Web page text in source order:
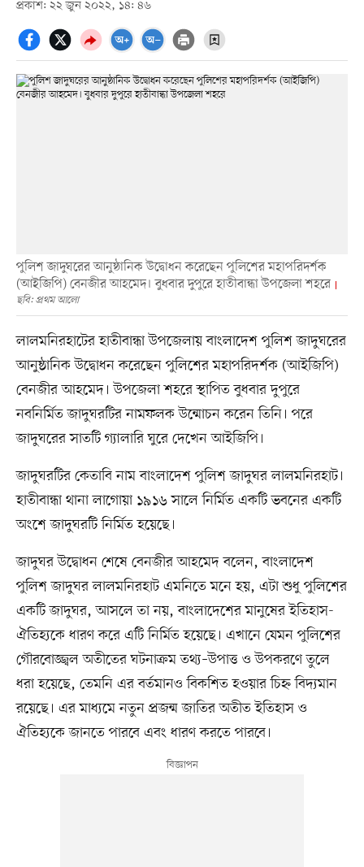
প্রকাশ: ২২ জুন ২০২২, ১৪: ৪৬
পুলিশ জাদুঘরের আনুষ্ঠানিক উদ্বোধন করেছেন পুলিশের মহাপরিদর্শক
(আইজিপি) বেনজীর আহমেদ। বুধবার দুপুরে হাতীবান্ধা উপজেলা শহরে
ছবি: প্রথম আলো
লালমনিরহাটের হাতীবান্ধা উপজেলায় বাংলাদেশ পুলিশ জাদুঘরের
আনুষ্ঠানিক উদ্বোধন করেছেন পুলিশের মহাপরিদর্শক (আইজিপি)
বেনজীর আহমেদ। উপজেলা শহরে স্থাপিত বুধবার দুপুরে
নবনির্মিত জাদুঘরটির নামফলক উন্মোচন করেন তিনি। পরে
জাদুঘরের সাতটি গ্যালারি ঘুরে দেখেন আইজিপি।
জাদুঘরটির কেতাবি নাম বাংলাদেশ পুলিশ জাদুঘর লালমনিরহাট।
হাতীবান্ধা থানা লাগোয়া ১৯১৬ সালে নির্মিত একটি ভবনের একটি
অংশে জাদুঘরটি নির্মিত হয়েছে।
জাদুঘর উদ্বোধন শেষে বেনজীর আহমেদ বলেন, বাংলাদেশ
পুলিশ জাদুঘর লালমনিরহাট এমনিতে মনে হয়, এটা শুধু পুলিশের
একটি জাদুঘর, আসলে তা নয়, বাংলাদেশের মানুষের ইতিহাস-
ঐতিহ্যকে ধারণ করে এটি নির্মিত হয়েছে। এখানে যেমন পুলিশের
গৌরবোজ্জ্বল অতীতের ঘটনাক্রম তথ্য–উপাত্ত ও উপকরণে তুলে
ধরা হয়েছে, তেমনি এর বর্তমানও বিকশিত হওয়ার চিহ্ন বিদ্যমান
রয়েছে। এর মাধ্যমে নতুন প্রজন্ম জাতির অতীত ইতিহাস ও
ঐতিহ্যকে জানতে পারবে এবং ধারণ করতে পারবে।